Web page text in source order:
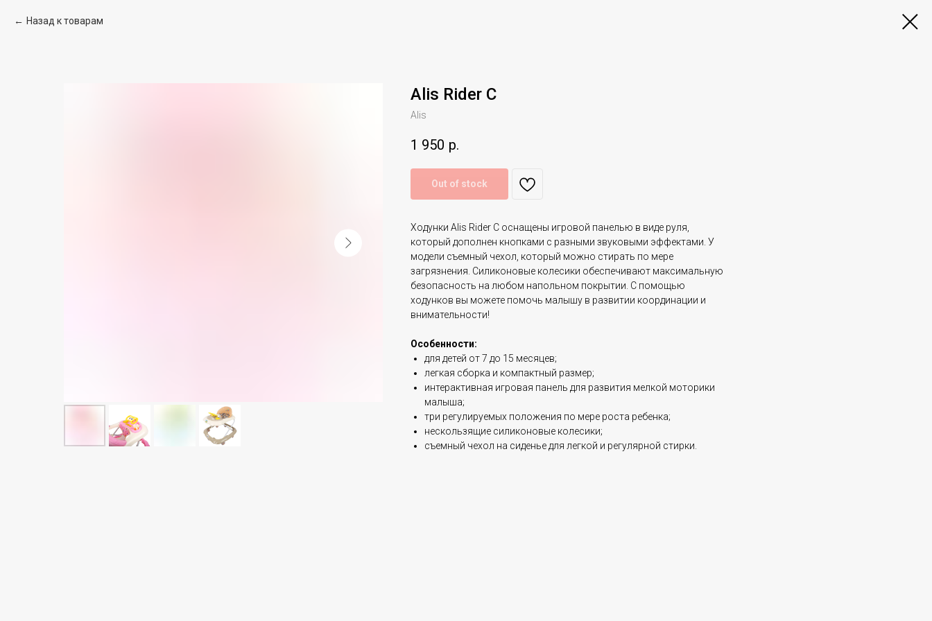
Назад к товарам
Alis Rider C
Alis
1 950 р.
Out of stock
Ходунки Alis Rider C оснащены игровой панелью в виде руля,
который дополнен кнопками с разными звуковыми эффектами. У
модели съемный чехол, который можно стирать по мере
загрязнения. Силиконовые колесики обеспечивают максимальную
безопасность на любом напольном покрытии. С помощью
ходунков вы можете помочь малышу в развитии координации и
внимательности!
Особенности:
для детей от 7 до 15 месяцев;
легкая сборка и компактный размер;
интерактивная игровая панель для развития мелкой моторики
малыша;
три регулируемых положения по мере роста ребенка;
нескользящие силиконовые колесики;
съемный чехол на сиденье для легкой и регулярной стирки.